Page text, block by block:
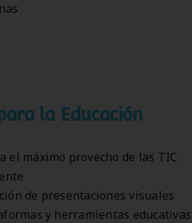
la Educación
el máximo provecho de las TIC
de presentaciones visuales
y herramientas educativas